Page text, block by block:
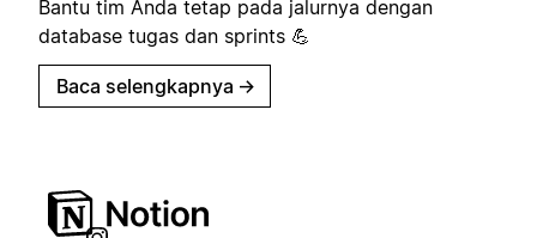
Bantu tim Anda tetap pada jalurnya dengan
database tugas dan sprints 💪
Baca selengkapnya →